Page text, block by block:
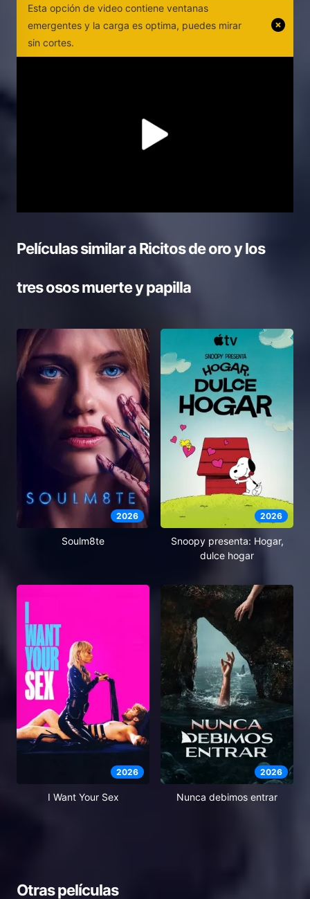
Esta opción de video contiene ventanas
emergentes y la carga es optima, puedes mirar
sin cortes.
Películas similar aRicitos de oro y los
tres osos muerte y papilla
2026
Soulm8te
2026
Snoopy presenta: Hogar,
dulce hogar
2026
I Want Your Sex
2026
Nunca debimos entrar
Otras películas